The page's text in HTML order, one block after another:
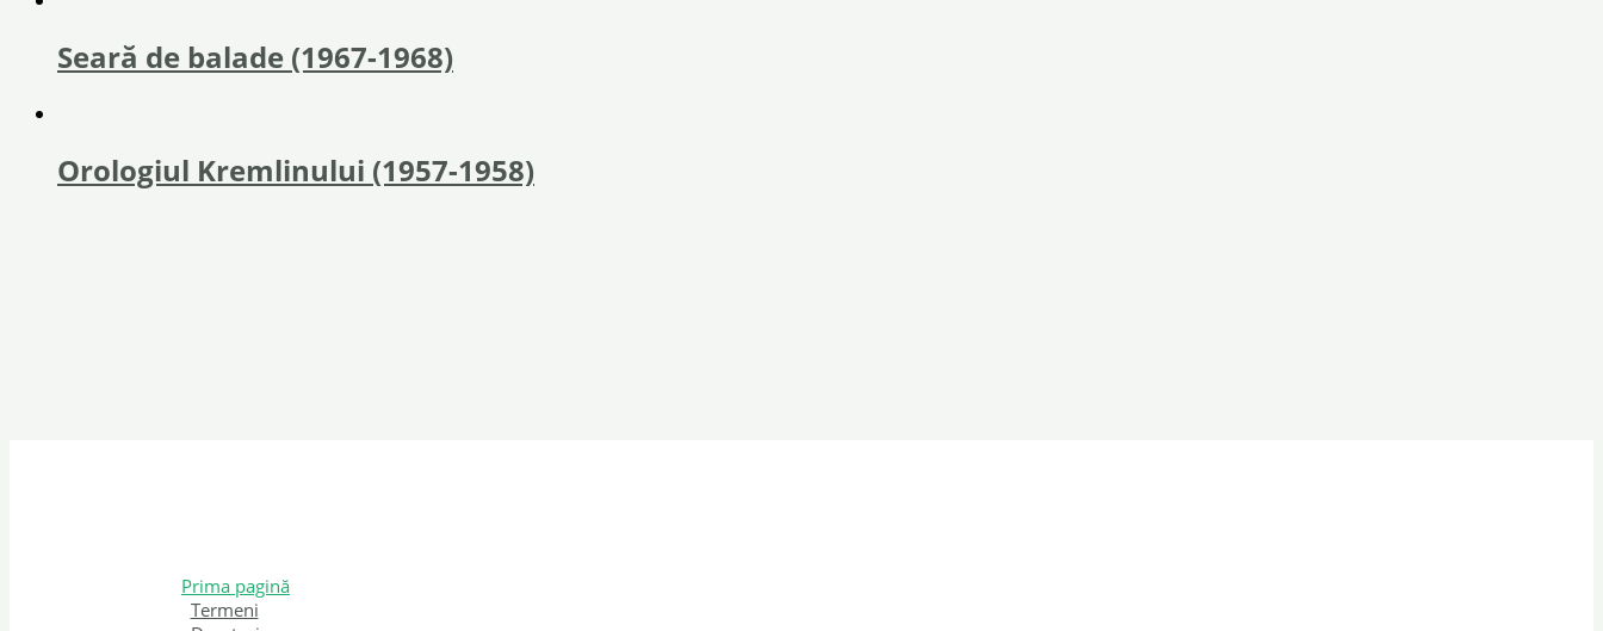
Seară de balade (1967-1968)
Orologiul Kremlinului (1957-1958)
Prima pagină
Termeni